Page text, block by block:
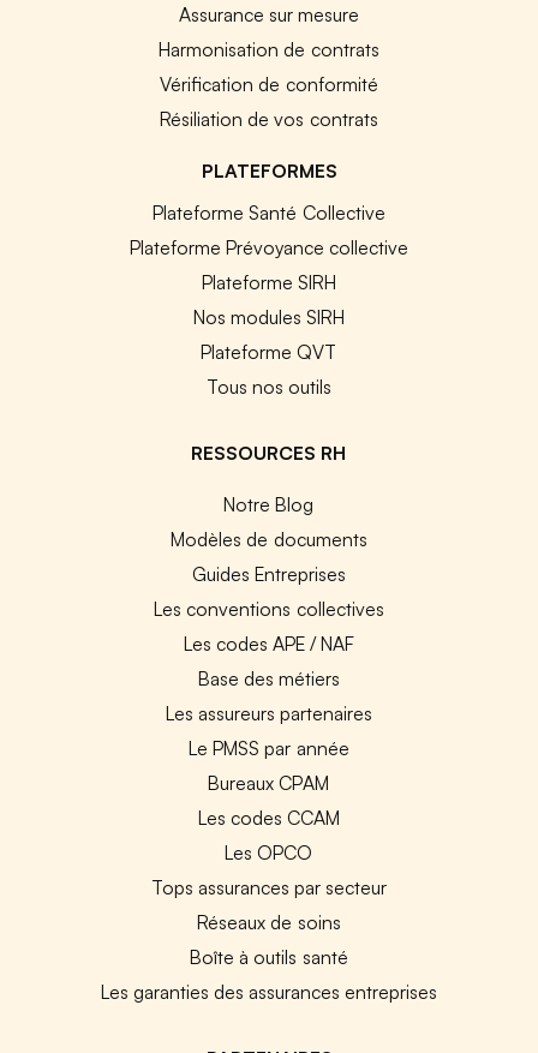
Assurance sur mesure
Harmonisation de contrats
Vérification de conformité
Résiliation de vos contrats
PLATEFORMES
Plateforme Santé Collective
Plateforme Prévoyance collective
Plateforme SIRH
Nos modules SIRH
Plateforme QVT
Tous nos outils
RESSOURCES RH
Notre Blog
Modèles de documents
Guides Entreprises
Les conventions collectives
Les codes APE / NAF
Base des métiers
Les assureurs partenaires
Le PMSS par année
Bureaux CPAM
Les codes CCAM
Les OPCO
Tops assurances par secteur
Réseaux de soins
Boîte à outils santé
Les garanties des assurances entreprises